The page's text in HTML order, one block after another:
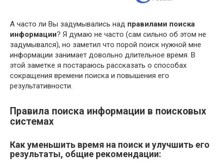
А часто ли Вы задумывались над правилами поиска
информации? Я думаю не часто (сам сильно об этом не
задумывался), но заметил что порой поиск нужной мне
информации занимает довольно длительное время. В
этой заметке я постараюсь рассказать о способах
сокращения времени поиска и повышения его
результативности.
Правила поиска информации в поисковых
системах
Как уменьшить время на поиск и улучшить его
результаты, общие рекомендации: